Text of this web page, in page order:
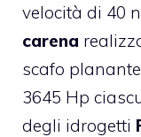
velocità di 40
carena
scafo
3645 Hp
degli idrogetti